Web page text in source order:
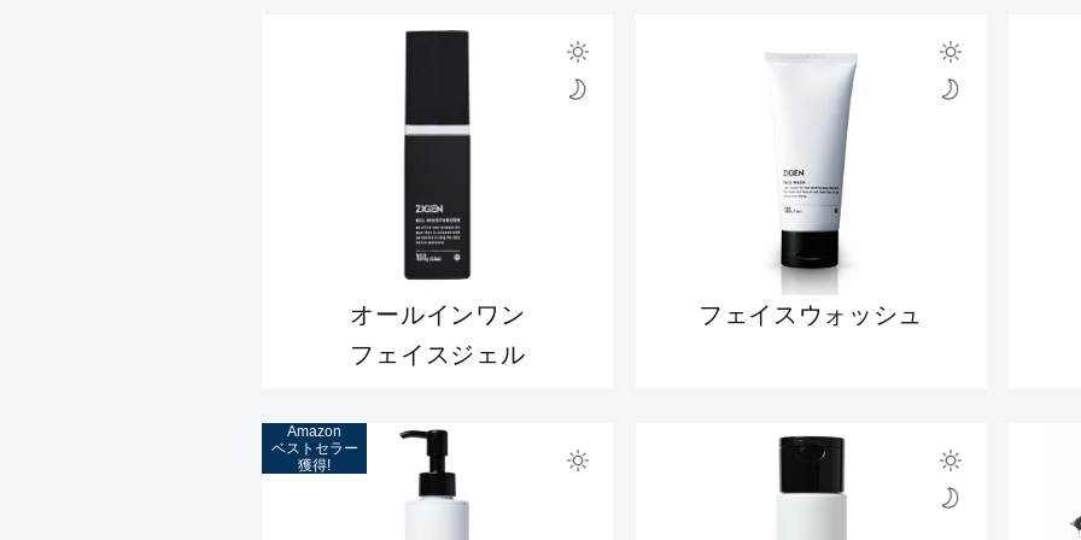
オールインワン
フェイスジェル
フェイスウォッシュ
Amazon
ベストセラー
獲得!